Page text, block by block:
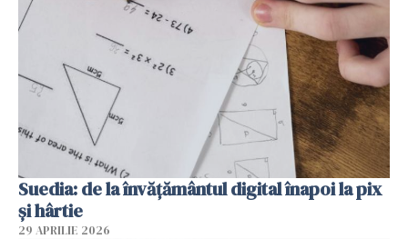
Suedia: de la învățământul digital înapoi la pix
și hârtie
29 APRILIE 2026